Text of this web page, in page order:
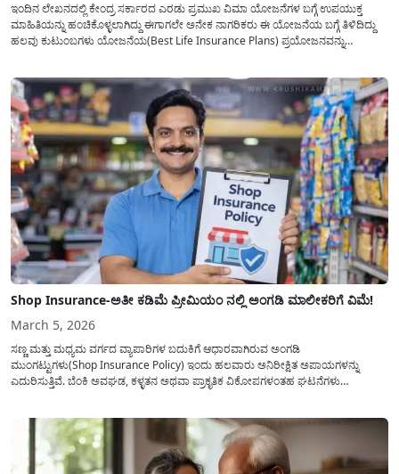
ಇಂದಿನ ಲೇಖನದಲ್ಲಿ ಕೇಂದ್ರ ಸರ್ಕಾರದ ಎರಡು ಪ್ರಮುಖ ವಿಮಾ ಯೋಜನೆಗಳ ಬಗ್ಗೆ ಉಪಯುಕ್ತ
ಮಾಹಿತಿಯನ್ನು ಹಂಚಿಕೊಳ್ಳಲಾಗಿದ್ದು ಈಗಾಗಲೇ ಅನೇಕ ನಾಗರಿಕರು ಈ ಯೋಜನೆಯ ಬಗ್ಗೆ ತಿಳಿದಿದ್ದು
ಹಲವು ಕುಟುಂಬಗಳು ಯೋಜನೆಯ(Best Life Insurance Plans) ಪ್ರಯೋಜನವನ್ನು
Shop Insurance-ಅತೀ ಕಡಿಮೆ ಪ್ರೀಮಿಯಂ ನಲ್ಲಿ ಅಂಗಡಿ ಮಾಲೀಕರಿಗೆ ವಿಮೆ!
March 5, 2026
ಸಣ್ಣ ಮತ್ತು ಮಧ್ಯಮ ವರ್ಗದ ವ್ಯಾಪಾರಿಗಳ ಬದುಕಿಗೆ ಆಧಾರವಾಗಿರುವ ಅಂಗಡಿ
ಮುಂಗಟ್ಟುಗಳು(Shop Insurance Policy) ಇಂದು ಹಲವಾರು ಅನಿರೀಕ್ಷಿತ ಅಪಾಯಗಳನ್ನು
ಎದುರಿಸುತ್ತಿವೆ. ಬೆಂಕಿ ಅವಘಡ, ಕಳ್ಳತನ ಅಥವಾ ಪ್ರಾಕೃತಿಕ ವಿಕೋಪಗಳಂತಹ ಘಟನೆಗಳು